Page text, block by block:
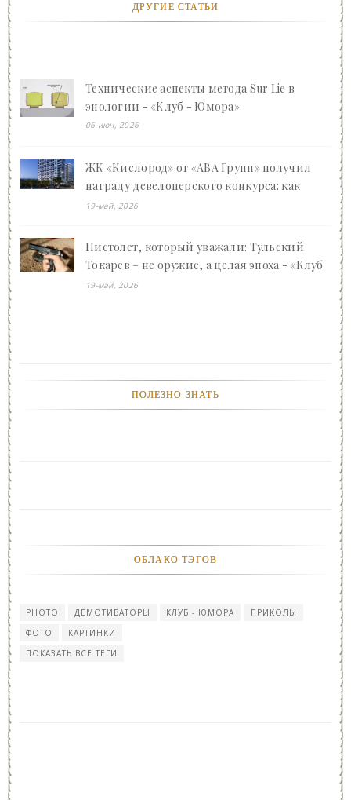
ДРУГИЕ СТАТЬИ
Технические аспекты метода Sur Lie в
энологии - «Клуб - Юмора»
06-июн, 2026
ЖК «Кислород» от «АВА Групп» получил
награду девелоперского конкурса: как
Ваган Арсенович Арутюнян преображает
19-май, 2026
Пистолет, который уважали: Тульский
Токарев – не оружие, а целая эпоха - «Клуб
- Юмора»
19-май, 2026
ПОЛЕЗНО ЗНАТЬ
ОБЛАКО ТЭГОВ
PHOTO ДЕМОТИВАТОРЫ КЛУБ - ЮМОРА
ПРИКОЛЫ
ФОТО
КАРТИНКИ
ПОКАЗАТЬ ВСЕ ТЕГИ